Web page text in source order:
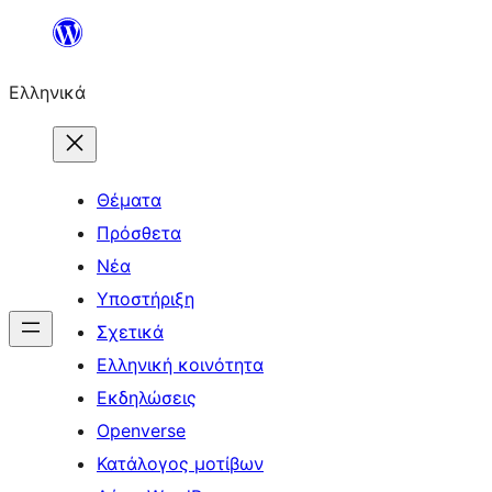
Μετάβαση
περιεχόμενο
Ελληνικά
Θέματα
Πρόσθετα
Νέα
Υποστήριξη
Σχετικά
Ελληνική κοινότητα
Εκδηλώσεις
Openverse
Κατάλογος μοτίβων